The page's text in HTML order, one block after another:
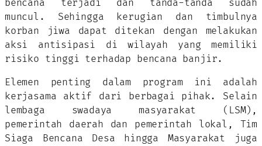
bencana terjadi dan tanda-tanda sudah
muncul. Sehingga kerugian dan timbulnya
korban jiwa dapat ditekan dengan melakukan
aksi antisipasi di wilayah yang memiliki
risiko tinggi terhadap bencana banjir.
Elemen penting dalam program ini adalah
kerjasama aktif dari berbagai pihak. Selain
lembaga swadaya masyarakat (LSM),
pemerintah daerah dan pemerintah lokal, Tim
Siaga Bencana Desa hingga Masyarakat juga